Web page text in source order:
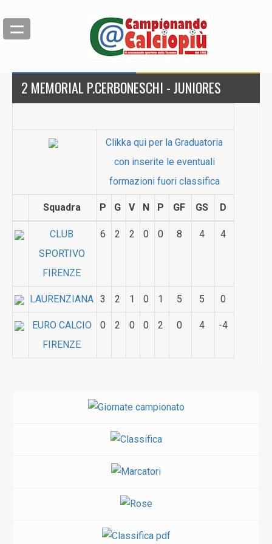
2 MEMORIAL P.CERBONESCHI - JUNIORES
Clikka qui per la Graduatoria
con inserite le eventuali
formazioni fuori classifica
Squadra P G V N P GF GS D
CLUB
SPORTIVO
FIRENZE
6 2 2 0 0 8 4 4
LAURENZIANA 3 2 1 0 1 5 5 0
EURO CALCIO
FIRENZE
0 2 0 0 2 0 4 -4